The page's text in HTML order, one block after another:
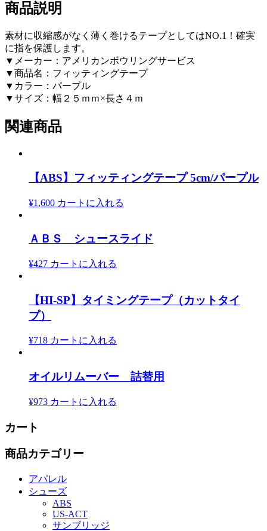
商品説明
素材に収縮感がなく薄く巻けるテープとしてはNO.1！確実
に指を保護します。
▼メーカー：アメリカンボウリングサービス
▼商品名：フィッティングテープ
▼カラー：パープル
▼サイズ：幅２５ｍｍ×長さ４ｍ
関連商品
【ABS】フィッティングテープ 5cm/パープル
¥1,600 カートに入れる
ＡＢＳ シュースライド
¥427 カートに入れる
【HI-SP】タイミングテープ（カットタイ
プ）
¥718 カートに入れる
オイルリムーバー 詰替用
¥973 カートに入れる
カート
商品カテゴリー
アパレル
シューズ
ABS
US‐ACT
サンブリッジ